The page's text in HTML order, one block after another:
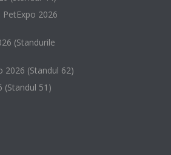
PetExpo 2026
(Standurile
2026 (Standul 62)
(Standul 51)